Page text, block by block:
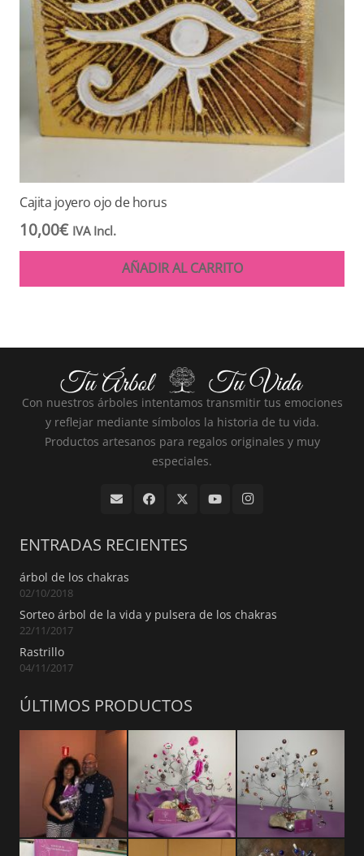
Cajita joyero ojo de horus
10,00€ IVA Incl.
AÑADIR AL CARRITO
Con nuestros árboles intentamos transmitir tus emociones
y reflejar mediante símbolos la historia de tu vida.
Productos artesanos para regalos originales y muy
especiales.
ENTRADAS RECIENTES
árbol de los chakras
02/10/2018
Sorteo árbol de la vida y pulsera de los chakras
22/11/2017
Rastrillo
04/11/2017
ÚLTIMOS PRODUCTOS